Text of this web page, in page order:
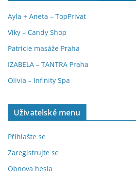
Ayla + Aneta – TopPrivat
Viky – Candy Shop
Patricie masáže Praha
IZABELA – TANTRA Praha
Olivia – Infinity Spa
Uživatelské menu
Přihlašte se
Zaregistrujte se
Obnova hesla